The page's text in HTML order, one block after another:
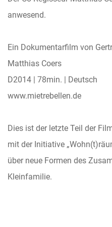
anwesend.
Ein Dokumentarfilm von
Matthias Coers
D2014 | 78min. | Deutsch
www.mietrebellen.de
Dies ist der letzte Teil der
mit der Initiative
über neue Formen des
Kleinfamilie.